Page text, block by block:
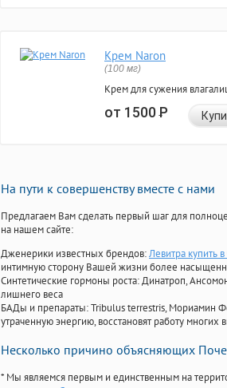
Крем Naron
(100 мг)
Крем для сужения
от 1500Р
На пути к совершенству вместе с нами
Предлагаем Вам сделать первый шаг для
на нашем сайте:
Дженерики известных брендов:Левитра купить
интимную сторону Вашей жизни более
Синтетические гормоны роста: Динатроп,
лишнего веса
БАДы и препараты:Tribulus terrestris, Мориамин
утраченную энергию, восстановят работу многих
Несколько причино объясняющих
* Мы являемся первым и единственным на